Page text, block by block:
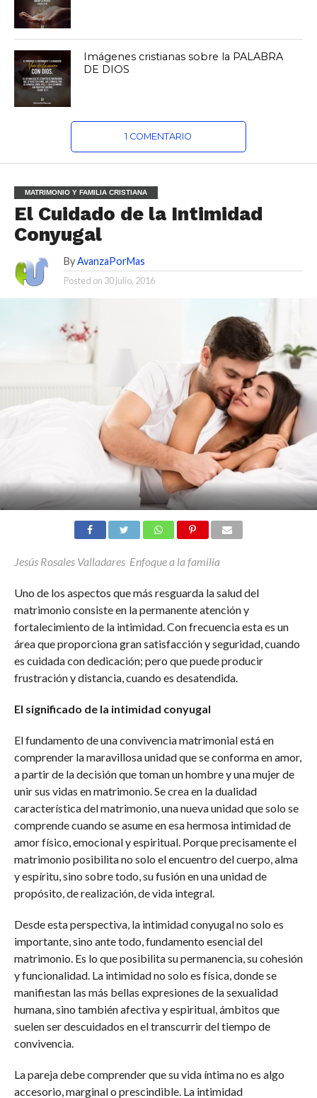
Imágenes cristianas sobre la PALABRA
DE DIOS
1 COMENTARIO
MATRIMONIO Y FAMILIA CRISTIANA
El Cuidado de la Intimidad
Conyugal
By AvanzaPorMas
Posted on 30 julio, 2016
Jesús Rosales Valladares Enfoque a la familia
Uno de los aspectos que más resguarda la salud del
matrimonio consiste en la permanente atención y
fortalecimiento de la intimidad. Con frecuencia esta es un
área que proporciona gran satisfacción y seguridad, cuando
es cuidada con dedicación; pero que puede producir
frustración y distancia, cuando es desatendida.
El significado de la intimidad conyugal
El fundamento de una convivencia matrimonial está en
comprender la maravillosa unidad que se conforma en amor,
a partir de la decisión que toman un hombre y una mujer de
unir sus vidas en matrimonio. Se crea en la dualidad
característica del matrimonio, una nueva unidad que solo se
comprende cuando se asume en esa hermosa intimidad de
amor físico, emocional y espiritual. Porque precisamente el
matrimonio posibilita no solo el encuentro del cuerpo, alma
y espíritu, sino sobre todo, su fusión en una unidad de
propósito, de realización, de vida integral.
Desde esta perspectiva, la intimidad conyugal no solo es
importante, sino ante todo, fundamento esencial del
matrimonio. Es lo que posibilita su permanencia, su cohesión
y funcionalidad. La intimidad no solo es física, donde se
manifiestan las más bellas expresiones de la sexualidad
humana, sino también afectiva y espiritual, ámbitos que
suelen ser descuidados en el transcurrir del tiempo de
convivencia.
La pareja debe comprender que su vida íntima no es algo
accesorio, marginal o prescindible. La intimidad